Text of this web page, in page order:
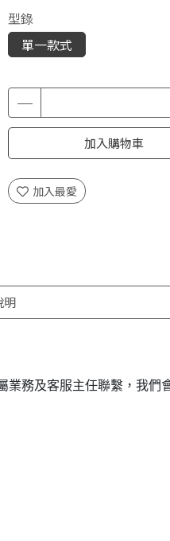
型錄
單一款式
加入購物車
加入最愛
明
務及客服主任聯繫，我們